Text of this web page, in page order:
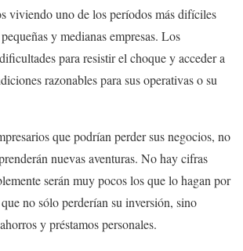
viviendo uno de los períodos más difíciles
y medianas empresas. Los
para resistir el choque y acceder a
razonables para sus operativas o su
que podrían perder sus negocios, no
nuevas aventuras. No hay cifras
serán muy pocos los que lo hagan por
no sólo perderían su inversión, sino
y préstamos personales.